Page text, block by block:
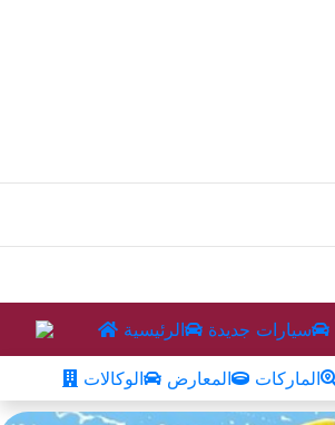
الرئيسية سيارات جديدة
الوكالات المعارض الماركات